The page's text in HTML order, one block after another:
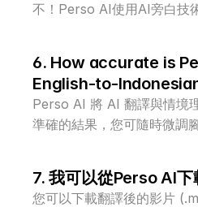
不！Perso AI使用AI旁白技
6. How accurate is
English-to-
Perso AI 將 AI 翻譯與情境
準確的結果，您可隨時微調腳
7. 我可以從Perso AI下
您可以下載翻譯後的影片